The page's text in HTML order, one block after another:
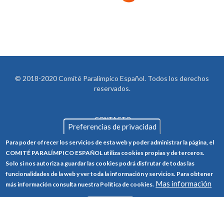
© 2018-2020 Comité Paralímpico Español. Todos los derechos
reservados.
FOOTER
CONTACTO
POLÍTICA DE PRIVACIDAD
POLÍTICA DE COOKIES
CANAL ÉTICO
Preferencias de privacidad
Para poder ofrecer los servicios de esta web y poder administrar la página, el
COMITÉ PARALÍMPICO ESPAÑOL utiliza cookies propias y de terceros.
Solo si nos autoriza a guardar las cookies podrá disfrutar de todas las
funcionalidades de la web y ver toda la información y servicios. Para obtener
más información consulta nuestra Política de cookies. Mas información